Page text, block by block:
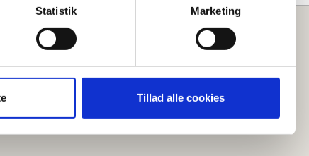
nøjagtig inden for få meter
karakteristika (fingerprinting)
dig funktioner til sociale medier og til at analysere
med vores partnere inden for sociale medier,
Statistik Marketing
Tillad alle cookies